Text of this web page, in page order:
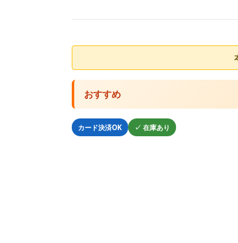
おすすめ
カード決済OK ✓ 在庫あり